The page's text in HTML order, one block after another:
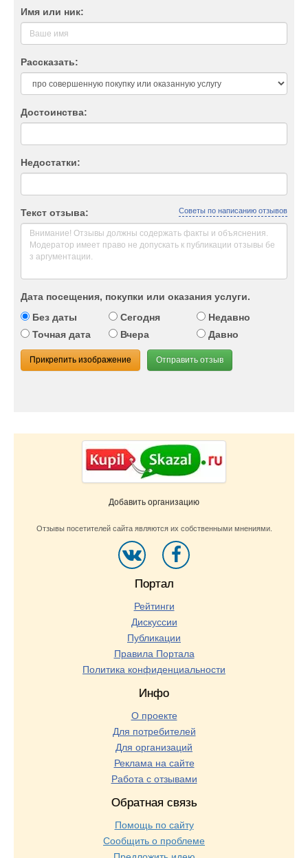
Имя или ник:
Рассказать:
Достоинства:
Недостатки:
Текст отзыва: Советы по написанию отзывов
Дата посещения, покупки или оказания услуги.
Без даты
Сегодня
Недавно
Точная дата
Вчера Давно
Прикрепить изображение Отправить отзыв
Добавить организацию
Отзывы посетителей сайта являются их собственными мнениями.
Портал
Рейтинги
Дискуссии
Публикации
Правила Портала
Политика конфиденциальности
Инфо
О проекте
Для потребителей
Для организаций
Реклама на сайте
Работа с отзывами
Обратная связь
Помощь по сайту
Сообщить о проблеме